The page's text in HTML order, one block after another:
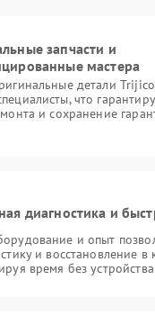
запчасти и
мастера
детали
что
и сохранение
диагностика и
и опыт
и восстановление в
время без устройства